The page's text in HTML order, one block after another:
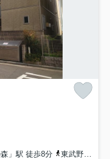
」駅 徒歩8分
東武野田線「流山おおたかの森」駅 徒歩8分